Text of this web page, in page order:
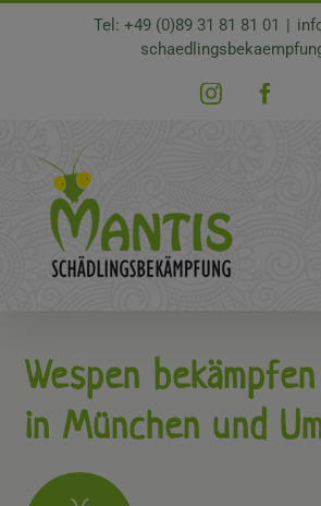
Tel: +49 (0)89 31 81 81 01 |
Instagram
Wespen bekämpfen
in München und